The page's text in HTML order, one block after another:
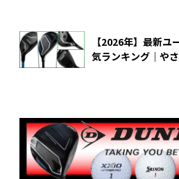
【2026年】最新
気ランキング｜や